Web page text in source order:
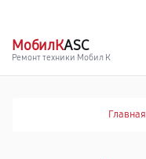
МобилКASC
Ремонт техники Мобил К
Главная